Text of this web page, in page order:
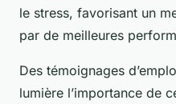
le stress, favorisant un
par de meilleures
Des témoignages
lumière l’importance de